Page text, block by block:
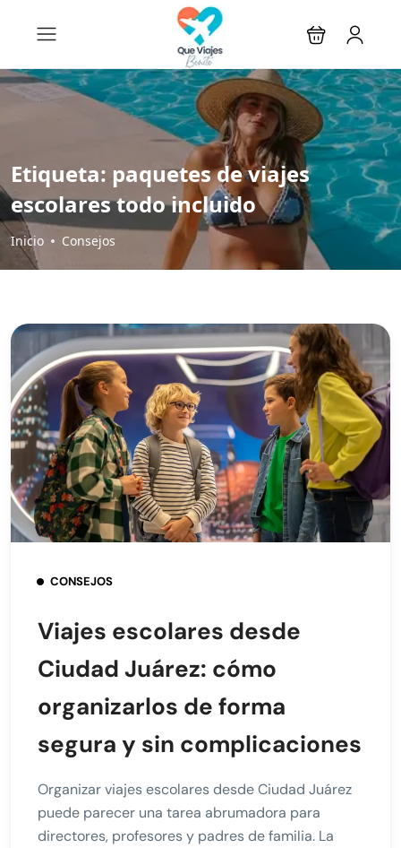
Etiqueta: paquetes de viajes
escolares todo incluido
Inicio Consejos
CONSEJOS
Viajes escolares desde
Ciudad Juárez: cómo
organizarlos de forma
segura y sin complicaciones
Organizar viajes escolares desde Ciudad Juárez
puede parecer una tarea abrumadora para
directores, profesores y padres de familia. La